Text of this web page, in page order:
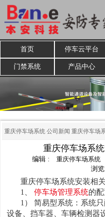
首页 停车云平台
门禁系统 产品中心
重庆停车场系统 公司新闻 重庆停车场
重庆停车场系
编辑 : 重庆停车场系统
浏
重庆停车场系统安装相
1、 停车场管理系统的
1） 简易型系统：系统
设备、挡车器、车辆检测器